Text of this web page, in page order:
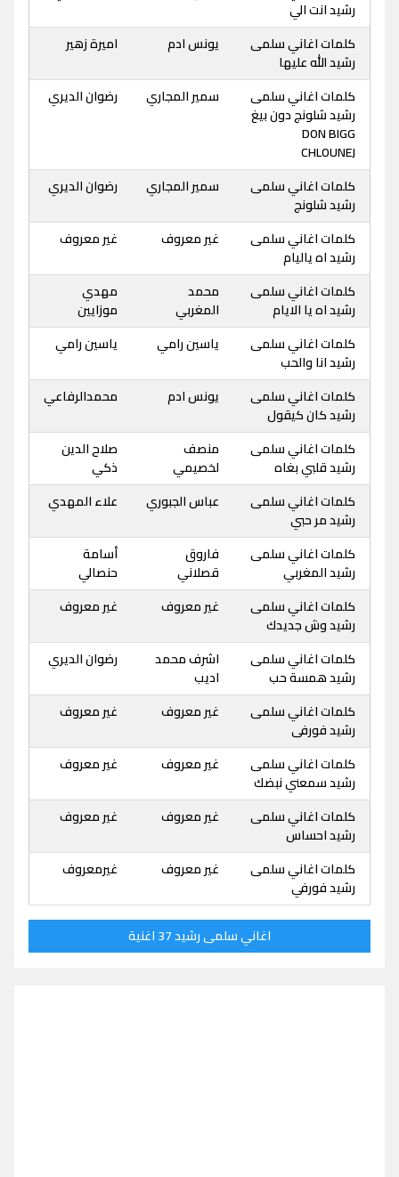
رشيد انت الي
كلمات اغاني سلمى
رشيد الله عليها
يونس ادم اميرة زهير
كلمات اغاني سلمى
رشيد شلونج دون بيغ
DON BIGG
CHLOUNEJ
سمير المجاري رضوان الديري
كلمات اغاني سلمى
رشيد شلونج
سمير المجاري رضوان الديري
كلمات اغاني سلمى
رشيد اه ياليام
غير معروف غير معروف
كلمات اغاني سلمى
رشيد اه يا الايام
محمد
المغربي
مهدي
موزايين
كلمات اغاني سلمى
رشيد انا والحب
ياسين رامي ياسين رامي
كلمات اغاني سلمى
رشيد كان كيقول
يونس ادم محمدالرفاعي
كلمات اغاني سلمى
رشيد قلبي بغاه
منصف
لخصيمي
صلاح الدين
ذكي
كلمات اغاني سلمى
رشيد مر حبي
عباس الجبوري علاء المهدي
كلمات اغاني سلمى
رشيد المغربي
فاروق
قصلاني
أسامة
حنصالي
كلمات اغاني سلمى
رشيد وش جديدك
غير معروف غير معروف
كلمات اغاني سلمى
رشيد همسة حب
اشرف محمد
اديب
رضوان الديري
كلمات اغاني سلمى
رشيد فورفى
غير معروف غير معروف
كلمات اغاني سلمى
رشيد سمعني نبضك
غير معروف غير معروف
كلمات اغاني سلمى
رشيد احساس
غير معروف غير معروف
كلمات اغاني سلمى
رشيد فورفي
غير معروف غيرمعروف
اغاني سلمى رشيد 37 اغنية